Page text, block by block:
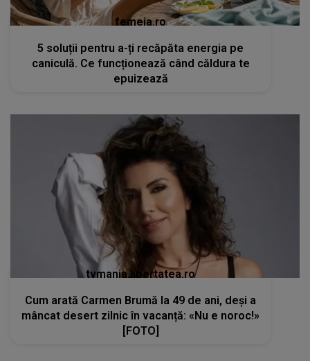
femeia.ro
5 soluții pentru a-ți recăpăta energia pe
caniculă. Ce funcționează când căldura te
epuizează
tvmania.libertatea.ro
Cum arată Carmen Brumă la 49 de ani, deși a
mâncat desert zilnic în vacanță: «Nu e noroc!»
[FOTO]